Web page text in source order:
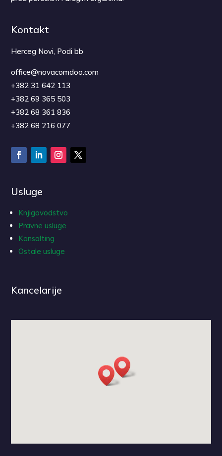
Kontakt
Herceg Novi, Podi bb
office@novacomdoo.com
+382 31 642 113
+382 69 365 503
+382 68 361 836
+382 68 216 077
Usluge
Knjigovodstvo
Pravne usluge
Konsalting
Ostale usluge
Kancelarije